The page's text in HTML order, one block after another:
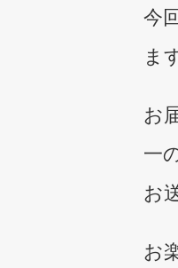
今
ま
お
一
お
お